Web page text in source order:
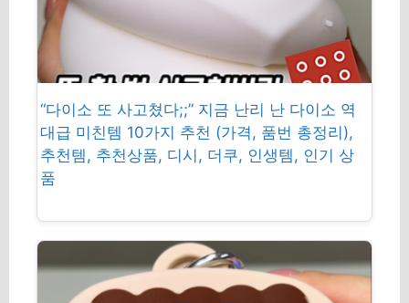
“다이소 또 사고쳤다;;” 지금 난리 난 다이소 역
대급 미친템 10가지 추천 (가격, 품번 총정리),
추천템, 추천상품, 디시, 더쿠, 인생템, 인기 상
품